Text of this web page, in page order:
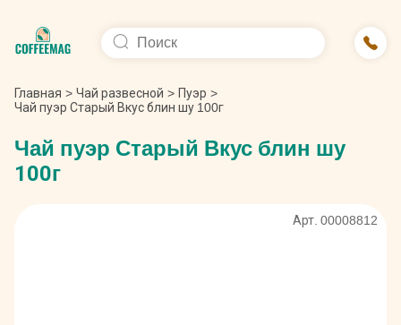
Главная > Чай развесной > Пуэр >
Чай пуэр Старый Вкус блин шу 100г
Чай пуэр Старый Вкус блин шу
100г
Арт. 00008812